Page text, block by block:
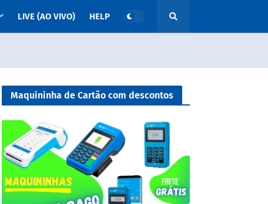
LIVE (AO VIVO) HELP
Maquininha de Cartão com descontos